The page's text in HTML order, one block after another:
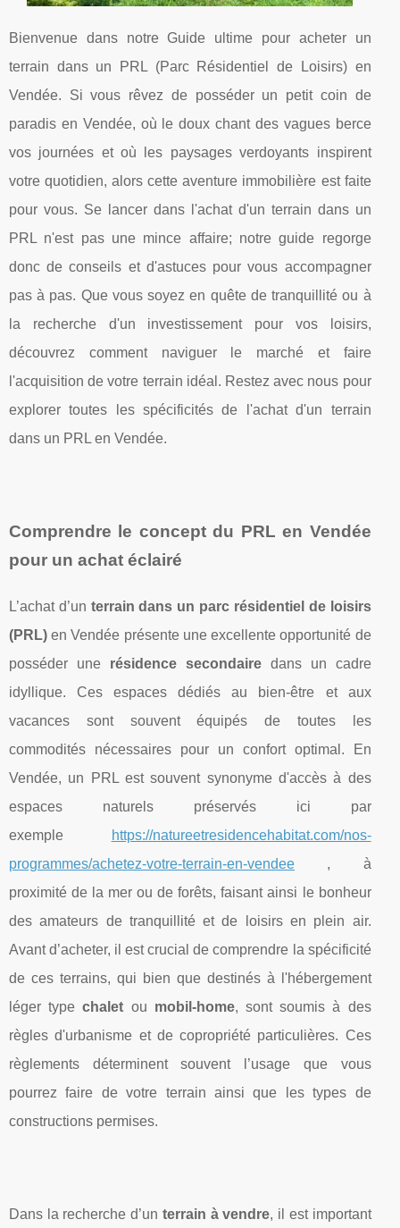
Bienvenue dans notre Guide ultime pour acheter un
terrain dans un PRL (Parc Résidentiel de Loisirs) en
Vendée. Si vous rêvez de posséder un petit coin de
paradis en Vendée, où le doux chant des vagues berce
vos journées et où les paysages verdoyants inspirent
votre quotidien, alors cette aventure immobilière est faite
pour vous. Se lancer dans l'achat d'un terrain dans un
PRL n'est pas une mince affaire; notre guide regorge
donc de conseils et d'astuces pour vous accompagner
pas à pas. Que vous soyez en quête de tranquillité ou à
la recherche d'un investissement pour vos loisirs,
découvrez comment naviguer le marché et faire
l'acquisition de votre terrain idéal. Restez avec nous pour
explorer toutes les spécificités de l'achat d'un terrain
dans un PRL en Vendée.
Comprendre le concept du PRL en Vendée
pour un achat éclairé
L’achat d’un terrain dans un parc résidentiel de loisirs
(PRL) en Vendée présente une excellente opportunité de
posséder une résidence secondairedans un cadre
idyllique. Ces espaces dédiés au bien-être et aux
vacances sont souvent équipés de toutes les
commodités nécessaires pour un confort optimal. En
Vendée, un PRL est souvent synonyme d'accès à des
espaces naturels préservés ici par
exemple
https://natureetresidencehabitat.com/nos-
programmes/achetez-votre-terrain-en-vendee , à
proximité de la mer ou de forêts, faisant ainsi le bonheur
des amateurs de tranquillité et de loisirs en plein air.
Avant d’acheter, il est crucial de comprendre la spécificité
de ces terrains, qui bien que destinés à l'hébergement
léger typechalet ou mobil-home, sont soumis à des
règles d'urbanisme et de copropriété particulières. Ces
règlements déterminent souvent l’usage que vous
pourrez faire de votre terrain ainsi que les types de
constructions permises.
Dans la recherche d’un terrain à vendre, il est important